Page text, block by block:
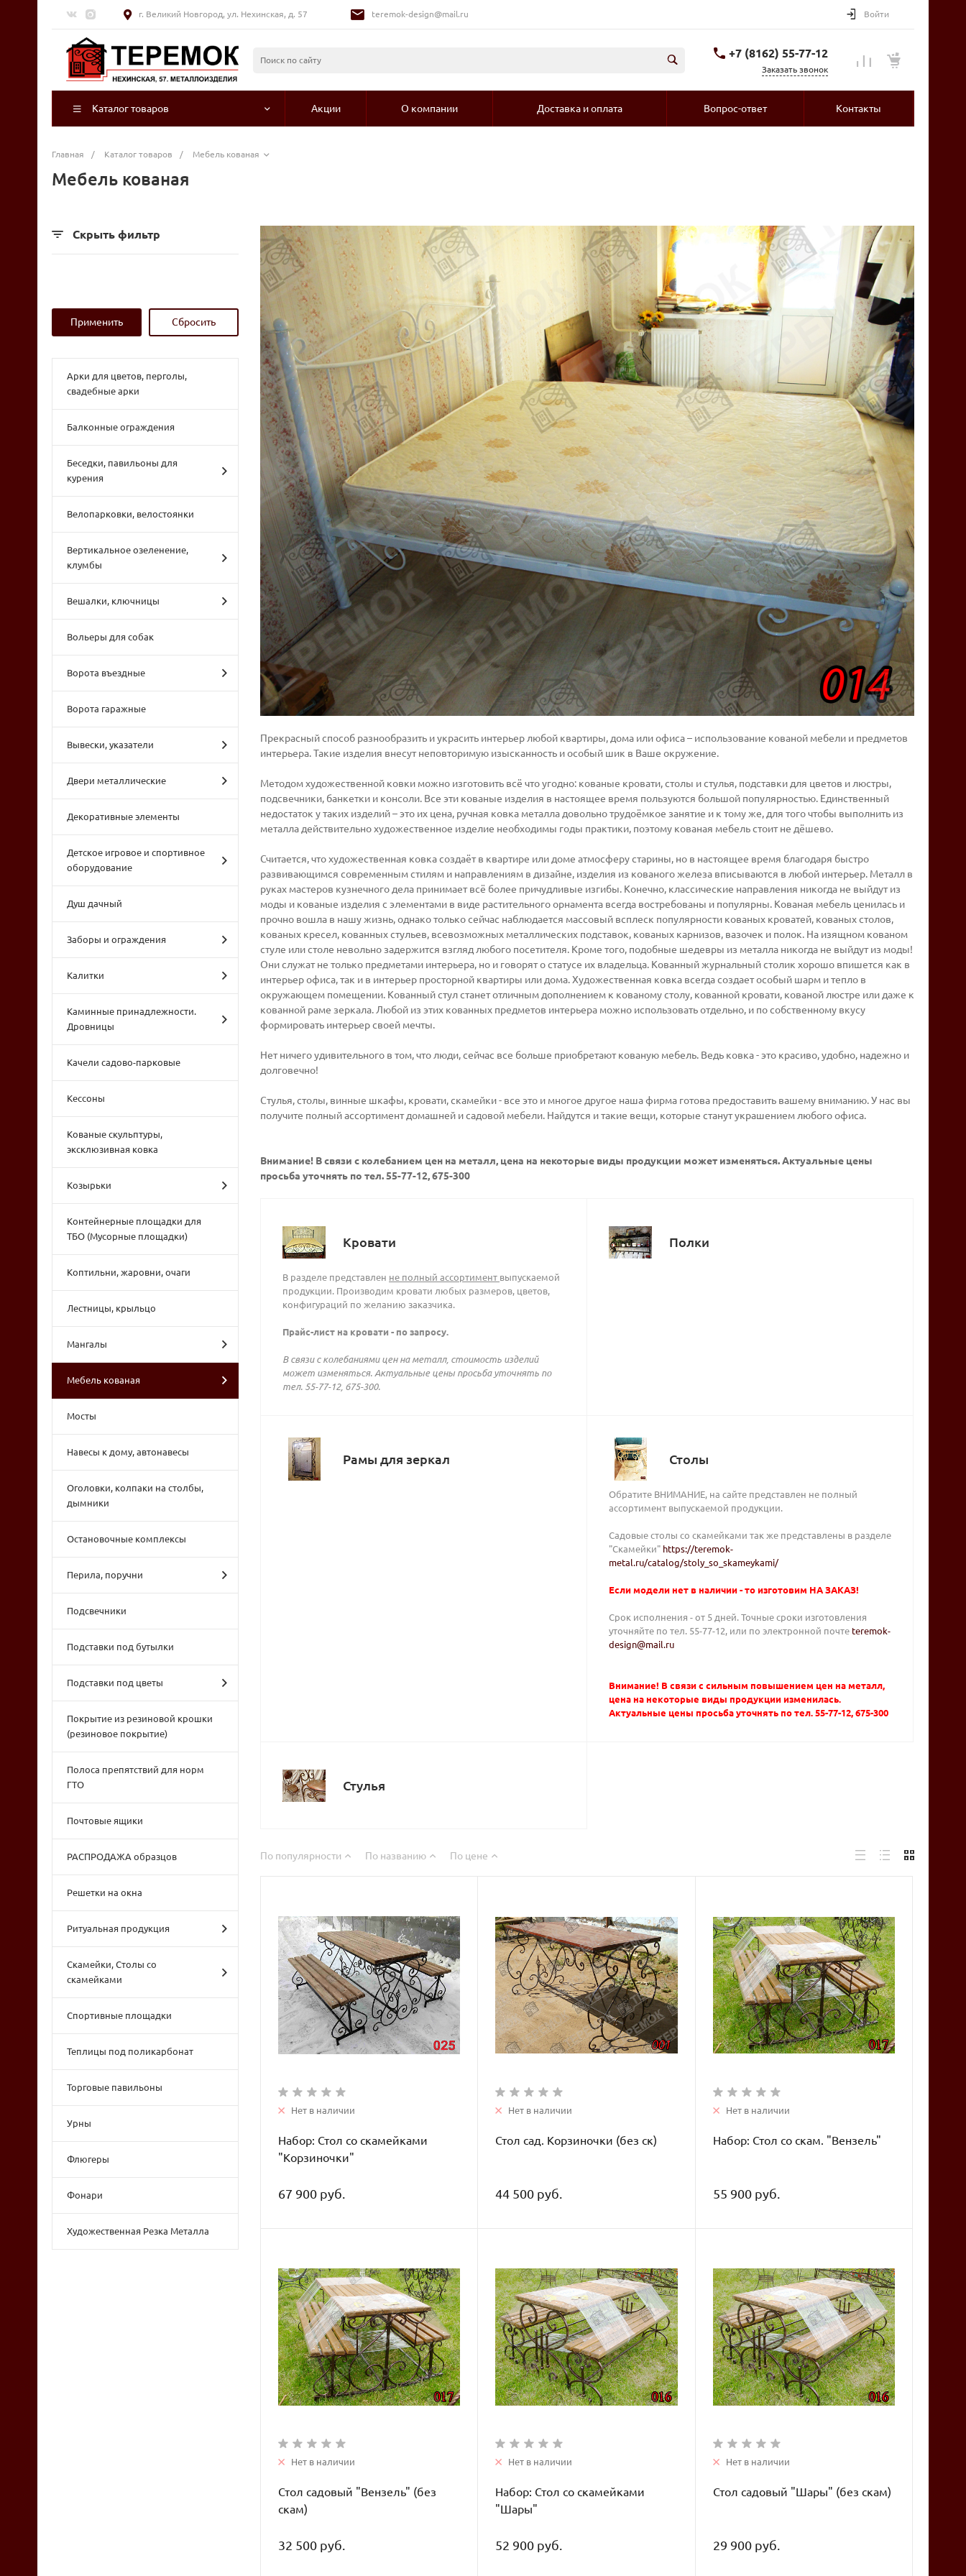
г. Великий Новгород, ул. Нехинская, д. 57 teremok-design@mail.ru Войти
+7 (8162) 55-77-12
Заказать звонок
Каталог товаров Акции О компании Доставка и оплата Вопрос-ответ Контакты
Главная / Каталог товаров / Мебель кованая
Мебель кованая
Скрыть фильтр
Арки для цветов, перголы,
свадебные арки
Балконные ограждения
Беседки, павильоны для
курения
Велопарковки, велостоянки
Вертикальное озеленение,
клумбы
Вешалки, ключницы
Вольеры для собак
Ворота въездные
Ворота гаражные
Вывески, указатели
Двери металлические
Декоративные элементы
Детское игровое и спортивное
оборудование
Душ дачный
Заборы и ограждения
Калитки
Каминные принадлежности.
Дровницы
Качели садово-парковые
Кессоны
Кованые скульптуры,
эксклюзивная ковка
Козырьки
Контейнерные площадки для
ТБО (Мусорные площадки)
Коптильни, жаровни, очаги
Лестницы, крыльцо
Мангалы
Мебель кованая
Мосты
Навесы к дому, автонавесы
Оголовки, колпаки на столбы,
дымники
Остановочные комплексы
Перила, поручни
Подсвечники
Подставки под бутылки
Подставки под цветы
Покрытие из резиновой крошки
(резиновое покрытие)
Полоса препятствий для норм
ГТО
Почтовые ящики
РАСПРОДАЖА образцов
Решетки на окна
Ритуальная продукция
Скамейки, Столы со
скамейками
Спортивные площадки
Теплицы под поликарбонат
Торговые павильоны
Урны
Флюгеры
Фонари
Художественная Резка Металла
Прекрасный способ разнообразить и украсить интерьер любой квартиры, дома или офиса – использование кованой мебели и предметов
интерьера. Такие изделия внесут неповторимую изысканность и особый шик в Ваше окружение.
Методом художественной ковки можно изготовить всё что угодно: кованые кровати, столы и стулья, подставки для цветов и люстры,
подсвечники, банкетки и консоли. Все эти кованые изделия в настоящее время пользуются большой популярностью. Единственный
недостаток у таких изделий – это их цена, ручная ковка металла довольно трудоёмкое занятие и к тому же, для того чтобы выполнить из
металла действительно художественное изделие необходимы годы практики, поэтому кованая мебель стоит не дёшево.
Считается, что художественная ковка создаёт в квартире или доме атмосферу старины, но в настоящее время благодаря быстро
развивающимся современным стилям и направлениям в дизайне, изделия из кованого железа вписываются в любой интерьер. Металл в
руках мастеров кузнечного дела принимает всё более причудливые изгибы. Конечно, классические направления никогда не выйдут из
моды и кованые изделия с элементами в виде растительного орнамента всегда востребованы и популярны. Кованая мебель ценилась и
прочно вошла в нашу жизнь, однако только сейчас наблюдается массовый всплеск популярности кованых кроватей, кованых столов,
кованых кресел, кованных стульев, всевозможных металлических подставок, кованых карнизов, вазочек и полок. На изящном кованом
стуле или столе невольно задержится взгляд любого посетителя. Кроме того, подобные шедевры из металла никогда не выйдут из моды!
Они служат не только предметами интерьера, но и говорят о статусе их владельца. Кованный журнальный столик хорошо впишется как в
интерьер офиса, так и в интерьер просторной квартиры или дома. Художественная ковка всегда создает особый шарм и тепло в
окружающем помещении. Кованный стул станет отличным дополнением к кованому столу, кованной кровати, кованой люстре или даже к
кованной раме зеркала. Любой из этих кованных предметов интерьера можно использовать отдельно, и по собственному вкусу
формировать интерьер своей мечты.
Нет ничего удивительного в том, что люди, сейчас все больше приобретают кованую мебель. Ведь ковка - это красиво, удобно, надежно и
долговечно!
Стулья, столы, винные шкафы, кровати, скамейки - все это и многое другое наша фирма готова предоставить вашему вниманию. У нас вы
получите полный ассортимент домашней и садовой мебели. Найдутся и такие вещи, которые станут украшением любого офиса.
Внимание! В связи с колебанием цен на металл, цена на некоторые виды продукции может изменяться. Актуальные цены
просьба уточнять по тел. 55-77-12, 675-300
Кровати
В разделе представлен не полный ассортимент выпускаемой
продукции. Производим кровати любых размеров, цветов,
конфигураций по желанию заказчика.
Прайс-лист на кровати - по запросу.
В связи с колебаниями цен на металл, стоимость изделий
может изменяться. Актуальные цены просьба уточнять по
тел. 55-77-12, 675-300.
Полки
Рамы для зеркал Столы
Обратите ВНИМАНИЕ, на сайте представлен не полный
ассортимент выпускаемой продукции.
Садовые столы со скамейками так же представлены в разделе
"Скамейки" https://teremok-
metal.ru/catalog/stoly_so_skameykami/
Если модели нет в наличии - то изготовим НА ЗАКАЗ!
Срок исполнения - от 5 дней. Точные сроки изготовления
уточняйте по тел. 55-77-12, или по электронной почте teremok-
design@mail.ru
Внимание! В связи с сильным повышением цен на металл,
цена на некоторые виды продукции изменилась.
Актуальные цены просьба уточнять по тел. 55-77-12, 675-300
Стулья
По популярности По названию По цене
Нет в наличии
Набор: Стол со скамейками
"Корзиночки"
67 900 руб.
Нет в наличии
Стол сад. Корзиночки (без ск)
44 500 руб.
Нет в наличии
Набор: Стол со скам. "Вензель"
55 900 руб.
Нет в наличии
Стол садовый "Вензель" (без
скам)
32 500 руб.
Нет в наличии
Набор: Стол со скамейками
"Шары"
52 900 руб.
Нет в наличии
Стол садовый "Шары" (без скам)
29 900 руб.